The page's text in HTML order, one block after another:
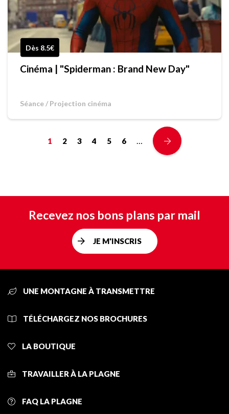
Dès 8.5€
Cinéma | "Spiderman : Brand New Day"
Séance / Projection cinéma
1 2 3 4 5 6 …
Recevez nos bons plans par mail
JE M'INSCRIS
UNE MONTAGNE À TRANSMETTRE
TÉLÉCHARGEZ NOS BROCHURES
LA BOUTIQUE
TRAVAILLER À LA PLAGNE
FAQ LA PLAGNE